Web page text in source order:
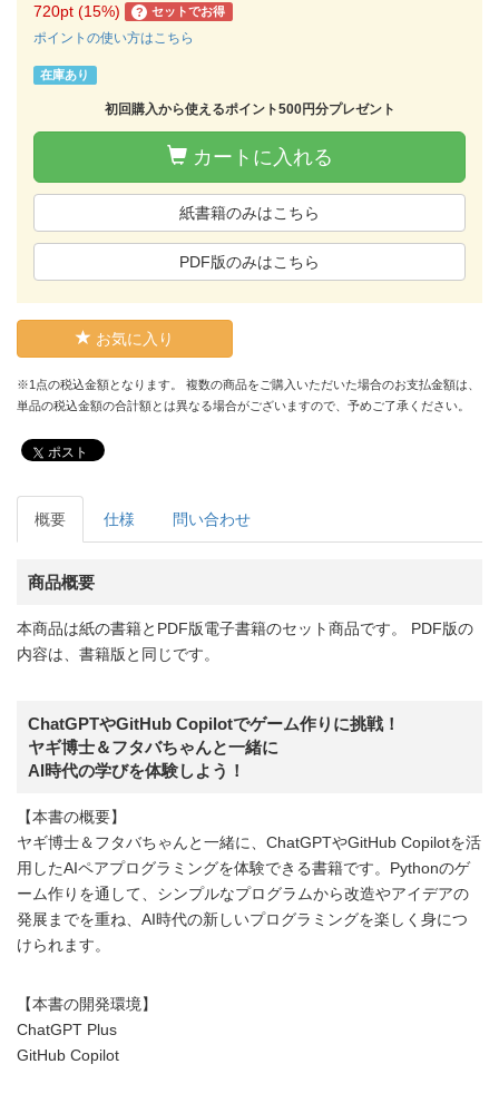
720pt (15%) ? セットでお得
ポイントの使い方はこちら
在庫あり
初回購入から使えるポイント500円分プレゼント
カートに入れる
紙書籍のみはこちら
PDF版のみはこちら
お気に入り
※1点の税込金額となります。 複数の商品をご購入いただいた場合のお支払金額は、
単品の税込金額の合計額とは異なる場合がございますので、予めご了承ください。
ポスト
概要 仕様 問い合わせ
商品概要
本商品は紙の書籍とPDF版電子書籍のセット商品です。 PDF版の
内容は、書籍版と同じです。
ChatGPTやGitHub Copilotでゲーム作りに挑戦！
ヤギ博士＆フタバちゃんと一緒に
AI時代の学びを体験しよう！
【本書の概要】
ヤギ博士＆フタバちゃんと一緒に、ChatGPTやGitHub Copilotを活
用したAIペアプログラミングを体験できる書籍です。Pythonのゲ
ーム作りを通して、シンプルなプログラムから改造やアイデアの
発展までを重ね、AI時代の新しいプログラミングを楽しく身につ
けられます。
【本書の開発環境】
ChatGPT Plus
GitHub Copilot